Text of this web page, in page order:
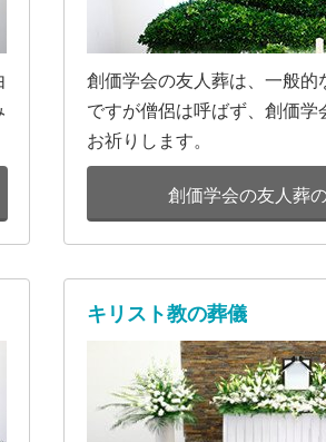
創価学会の友人葬は、一般
ですが僧侶は呼ばず、創価
お祈りします。
創価学会の友人葬
キリスト教の葬儀